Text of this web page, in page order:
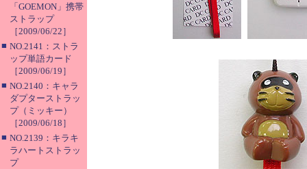
「GOEMON」携帯
ストラップ
［2009/06/22］
■ NO.2141：ストラ
ップ単語カード
［2009/06/19］
■ NO.2140：キャラ
ダプターストラッ
プ（ミッキー）
［2009/06/18］
■ NO.2139：キラキ
ラハートストラッ
プ